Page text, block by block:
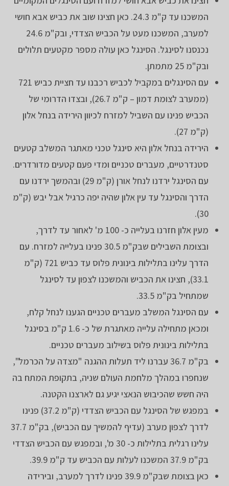
המשכנו עד ק"מ 24.3. כאן חצינו שוב את כביש אבא חושי
למערב, המשכנו מעט על הכביש הצדדי, ובק"מ 24.6
נכנסנו לסינגל. הסינגל כאן עולה מספר מקטעים תלולים
ובק"מ 25 מתמתן.
עם הסינגלים במקביל לכביש רכבנו עד חציית כביש 721
(ממערב לצומת דמון – ק"מ 26.7), ובצדו הדרומי של
הכביש פנינו עם השביל למזרח לכיוון הירידה בנחל אלון
(ק"מ 27).
הירידה בנחל אלון היא סינגל טכני מאתגר המשלב קטעים
סטנדרטיים, מעברים טכניים ומדי פעם קטעים מדורדרים.
עם הסינגל ירדנו לנחל אורן (ק"מ 29) ובהמשך ירדנו עם
הדרך והסינגל עד עין אלון שהיה יפה כרגיל אבל יבש (ק"מ
30).
מעין אלון חזרנו בעלייה כ- 100 מ' לאחור עד לדרך,
ובצומת השבילים שבק"מ 30.5 פנינו בעלייה למזרח. עם
הדרך עלינו בתלילות בינונית פלוס עד כביש 721 (ק"מ
33.1), חצינו את הכביש והמשכנו לצפון עד לסינגל
שמתחיל בק"מ 33.5.
עם הסינגל המשלב מעברים טכניים הגענו לנחל קלח,
ומכאן מתחילה עלייה מאתגרת של כ- 1.6 ק"מ בסינגל
בתלילות בינונית פלוס בשילוב מעברים טכניים.
בק"מ 36.7 עברנו ליד תעלות ההגנה "מצדה על הכרמל",
שנחפרו במהלך מלחמת העולם שניה, בתקופת המתח בה
היה חשש שהכיבוש הנאצי יגיע גם לארצנו הקטנה.
במפגש של הסינגל עם הכביש הצדדי (ק"מ 37.2) פנינו
לדרך לצפון מערב (עדיף להמשיך עם הכביש), בק"מ 37.7
עלינו רגלית בתלילות כ- 30 מ', ובמפגש עם הכביש הצדדי
בק"מ 37.9 המשכנו לעלות עם הכביש עד ק"מ 39.9.
כאן בצומת שבק"מ 39.9 פנינו לדרך למערב, ובירידה